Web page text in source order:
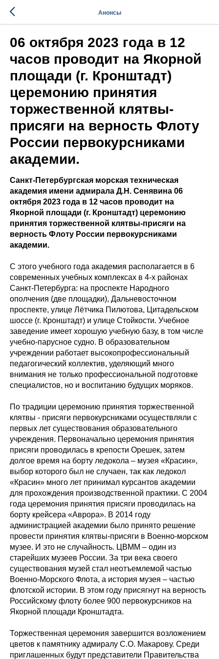
Анонсы
06 октября 2023 года в 12
часов проводит на Якорной
площади (г. Кронштадт)
церемонию принятия
торжественной клятвы-
присяги на верность Флоту
России первокурсниками
академии.
Санкт-Петербургская морская техническая
академия имени адмирала Д.Н. Сенявина 06
октября 2023 года в 12 часов проводит на
Якорной площади (г. Кронштадт) церемонию
принятия торжественной клятвы-присяги на
верность Флоту России первокурсниками
академии.
С этого учебного года академия располагается в 6
современных учебных комплексах в 4-х районах
Санкт-Петербурга: на проспекте Народного
ополчения (две площадки), Дальневосточном
проспекте, улице Лётчика Пилютова, Цитадельском
шоссе (г. Кронштадт) и улице Стойкости. Учебное
заведение имеет хорошую учебную базу, в том числе
учебно-парусное судно. В образовательном
учреждении работает высокопрофессиональный
педагогический коллектив, уделяющий много
внимания не только профессиональной подготовке
специалистов, но и воспитанию будущих моряков.
По традиции церемонию принятия торжественной
клятвы - присяги первокурсниками осуществляли с
первых лет существования образовательного
учреждения. Первоначально церемония принятия
присяги проводилась в крепости Орешек, затем
долгое время на борту ледокола – музея «Красин»,
выбор которого был не случаен, так как ледокол
«Красин» много лет принимал курсантов академии
для прохождения производственной практики. С 2004
года церемония принятия присяги проводилась на
борту крейсера «Аврора». В 2014 году
администрацией академии было принято решение
провести принятия клятвы-присяги в Военно-морском
музее. И это не случайность. ЦВММ – один из
старейших музеев России. За три века своего
существования музей стал неотъемлемой частью
Военно-Морского Флота, а история музея – частью
флотской истории. В этом году присягнут на верность
Российскому флоту более 900 первокурсников на
Якорной площади Кронштадта.
Торжественная церемония завершится возложением
цветов к памятнику адмиралу С.О. Макарову. Среди
приглашенных будут представители Правительства